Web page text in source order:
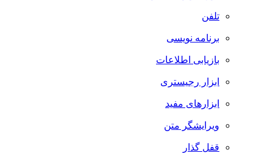
تلفن
برنامه نویسی
بازیابی اطلاعات
ابزار رجیستری
ابزارهای مفید
ویرایشگر متن
قفل گذار